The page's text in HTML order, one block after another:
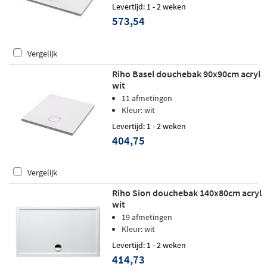
Levertijd: 1 - 2 weken
573,54
Vergelijk
Riho Basel douchebak 90x90cm acryl
wit
11 afmetingen
Kleur: wit
Levertijd: 1 - 2 weken
404,75
Vergelijk
Riho Sion douchebak 140x80cm acryl
wit
19 afmetingen
Kleur: wit
Levertijd: 1 - 2 weken
414,73